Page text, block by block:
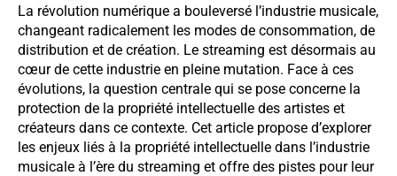
La révolution numérique a bouleversé l’industrie musicale,
changeant radicalement les modes de consommation, de
distribution et de création. Le streaming est désormais au
cœur de cette industrie en pleine mutation. Face à ces
évolutions, la question centrale qui se pose concerne la
protection de la propriété intellectuelle des artistes et
créateurs dans ce contexte. Cet article propose d’explorer
les enjeux liés à la propriété intellectuelle dans l’industrie
musicale à l’ère du streaming et offre des pistes pour leur